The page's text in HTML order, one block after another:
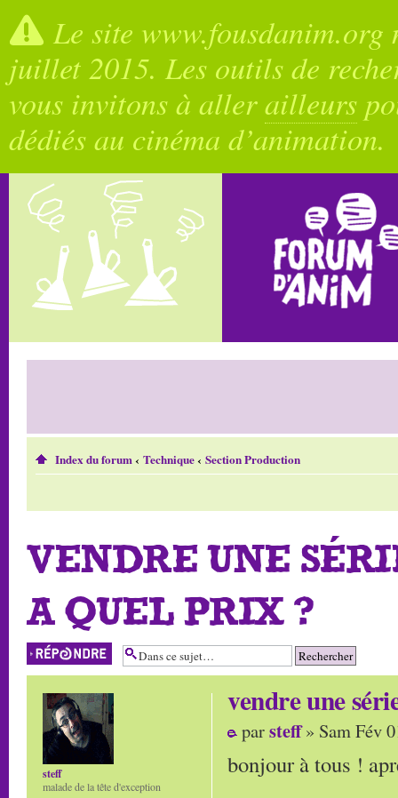
Le site
juillet 2015. Les outils de
vous invitons à allerailleurs
dédiés au cinéma d’animation.
Index du forum‹ Technique‹ Section Production
VENDRE UNE
A QUEL PRIX ?
Répondre
vendre une
parsteff» Sam Fév
bonjour à tous !
steff
malade de la tête d'exception